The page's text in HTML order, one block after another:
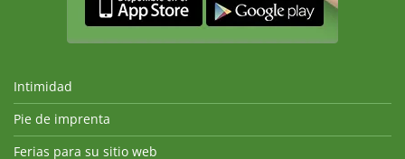
Intimidad
Pie de imprenta
Ferias para su sitio web